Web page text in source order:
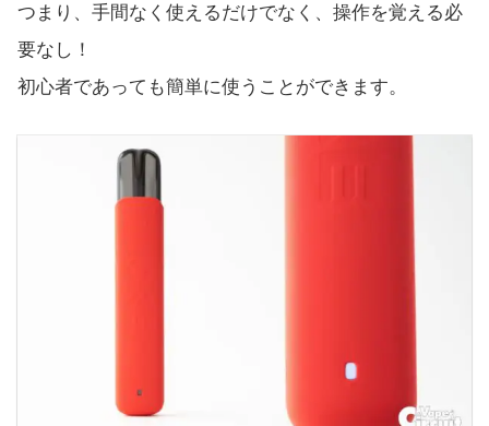
つまり、手間なく使えるだけでなく、操作を覚える必
要なし！
初心者であっても簡単に使うことができます。